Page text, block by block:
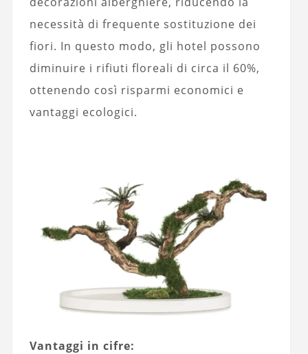
necessità di frequente sostituzione dei
fiori. In questo modo, gli hotel possono
diminuire i rifiuti floreali di circa il 60%,
ottenendo così risparmi economici e
vantaggi ecologici.
Vantaggi in cifre: